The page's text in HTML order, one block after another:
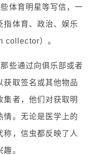
体育明星等写信，一
指体育、政治、娱乐
collector）。
些通过向俱乐部或者
获取签名或其他物品
集者，他们对获取明
情。无论是医学上的
称，信虫都反映了人
。